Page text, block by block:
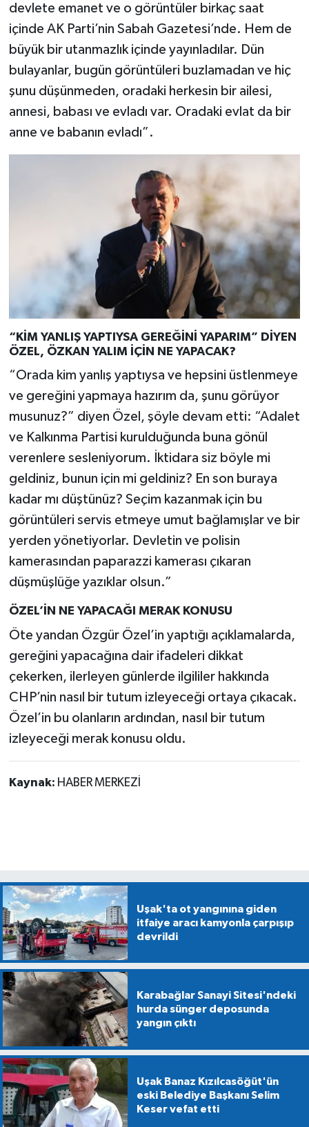
devlete emanet ve o görüntüler birkaç saat
içinde AK Parti’nin Sabah Gazetesi’nde. Hem de
büyük bir utanmazlık içinde yayınladılar. Dün
bulayanlar, bugün görüntüleri buzlamadan ve hiç
şunu düşünmeden, oradaki herkesin bir ailesi,
annesi, babası ve evladı var. Oradaki evlat da bir
anne ve babanın evladı”.
“KİM YANLIŞ YAPTIYSA GEREĞİNİ YAPARIM” DİYEN
ÖZEL, ÖZKAN YALIM İÇİN NE YAPACAK?
“Orada kim yanlış yaptıysa ve hepsini üstlenmeye
ve gereğini yapmaya hazırım da, şunu görüyor
musunuz?” diyen Özel, şöyle devam etti: “Adalet
ve Kalkınma Partisi kurulduğunda buna gönül
verenlere sesleniyorum. İktidara siz böyle mi
geldiniz, bunun için mi geldiniz? En son buraya
kadar mı düştünüz? Seçim kazanmak için bu
görüntüleri servis etmeye umut bağlamışlar ve bir
yerden yönetiyorlar. Devletin ve polisin
kamerasından paparazzi kamerası çıkaran
düşmüşlüğe yazıklar olsun.”
ÖZEL’İN NE YAPACAĞI MERAK KONUSU
Öte yandan Özgür Özel’in yaptığı açıklamalarda,
gereğini yapacağına dair ifadeleri dikkat
çekerken, ilerleyen günlerde ilgililer hakkında
CHP’nin nasıl bir tutum izleyeceği ortaya çıkacak.
Özel’in bu olanların ardından, nasıl bir tutum
izleyeceği merak konusu oldu.
Kaynak: HABER MERKEZİ
Uşak'ta ot yangınına giden
itfaiye aracı kamyonla çarpışıp
devrildi
Karabağlar Sanayi Sitesi'ndeki
hurda sünger deposunda
yangın çıktı
Uşak Banaz Kızılcasöğüt'ün
eski Belediye Başkanı Selim
Keser vefat etti